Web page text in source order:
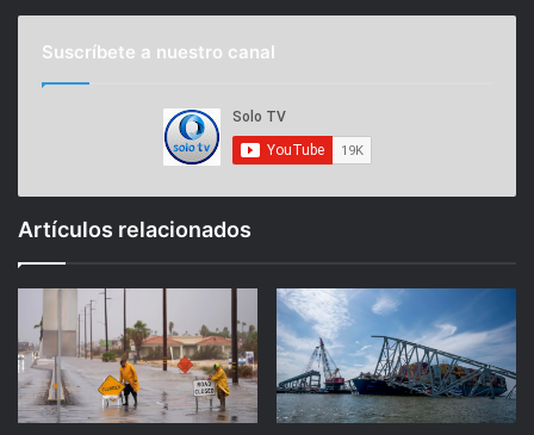
Suscríbete a nuestro canal
Artículos relacionados